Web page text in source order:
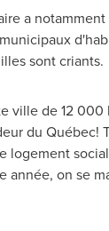
a
sont criants.
ville de 12 000
du Québec!
logement
année, on se